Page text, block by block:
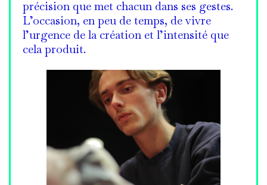
précision que met chacun dans ses gestes.
L’occasion, en peu de temps, de vivre
l’urgence de la création et l’intensité que
cela produit.